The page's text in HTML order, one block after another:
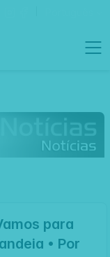
para
• Por